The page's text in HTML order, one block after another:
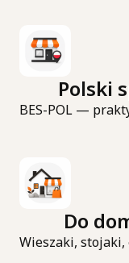
Polski
BES-POL —
Do
Wieszaki,